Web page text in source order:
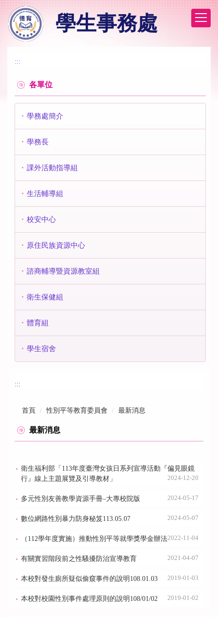
到
主
學生事務處
:::
各單位
學務處簡介
學務長
課外活動指導組
生活輔導組
校安中心
原住民族資源中心
諮商輔導暨資源教室組
衛生保健組
體育組
學生宿舍
:::
首頁 性別平等教育委員會 最新消息
最新消息
衛生福利部「113年度臺灣女孩日系列宣導活動『偏見眼鏡
行』線上主題展覽及引導教材」
2024-12-20
多元性別友善教學資源手冊–大專校院版 2024-05-17
數位網路性別暴力防身秘笈113.05.07 2024-05-07
（112學年度實施）推動性別平等就學獎學金辦法2022-11-04
有關實習階段前之性騷擾防治宣導教育 2021-04-07
本校對發生廁所疑似偷窺事件的說明108.01.03 2019-01-03
本校對校園性別事件處理原則的說明108/01/02 2019-01-02